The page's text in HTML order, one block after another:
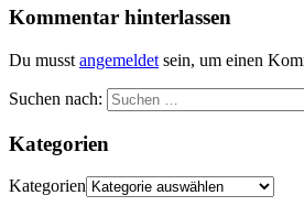
Kommentar hinterlassen
Du musst angemeldet sein, um einen
Suchen nach:
Kategorien
Kategorien